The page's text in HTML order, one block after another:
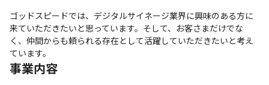
ゴッドスピードでは、デジタルサイネージ業界に興味のある方に
来ていただきたいと思っています。そして、お客さまだけでな
く、仲間からも頼られる存在として活躍していただきたいと考え
ています。
事業内容